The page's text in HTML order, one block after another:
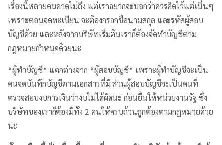
เรื่องนี้หลายคนคาดไม่ถึง แต่เราอยากจะบอกว่าควรคิดไว้แต่เนิ่นๆ
เพราะตอนจดทะเบียน จะต้องกรอกชื่อนามสกุล และรหัสผู้สอบ
บัญชีด้วย และหลังจากบริษัทเริ่มต้นเราก็ต้องจัดทำบัญชีตาม
กฎหมายกำหนดด้วยนะ
“ผู้ทำบัญชี” แตกต่างจาก “ผู้สอบบัญชี” เพราะผู้ทำบัญชีจะเป็น
คนจดบันทึกบัญชีตามเอกสารที่มี ส่วนผู้สอบบัญชีจะเป็นคนที่
ตรวจสอบงบการเงินว่างบไม่ได้ผิดนะ ก่อนยื่นให้หน่วยงานรัฐ ซึ่ง
บริษัทของเราก็ต้องมีทั้ง 2 คนให้ครบถ้วนถูกต้องตามกฎหมายด้วย
นะ